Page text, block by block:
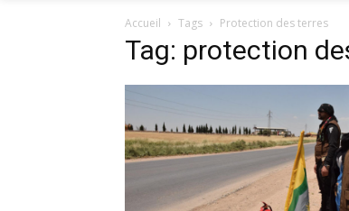
Accueil Tags Protection des terres
Tag: protection